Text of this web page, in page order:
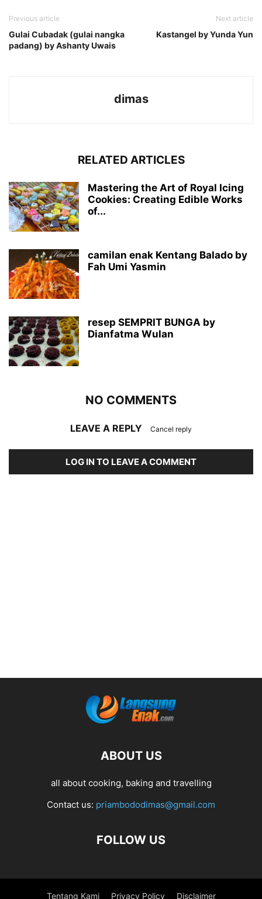
Previous article
Gulai Cubadak (gulai nangka
padang) by Ashanty Uwais
Next article
Kastangel by Yunda Yun
dimas
RELATED ARTICLES
Mastering the Art of Royal Icing
Cookies: Creating Edible Works
of...
camilan enak Kentang Balado by
Fah Umi Yasmin
resep SEMPRIT BUNGA by
Dianfatma Wulan
NO COMMENTS
LEAVE A REPLY Cancel reply
LOG IN TO LEAVE A COMMENT
ABOUT US
all about cooking, baking and travelling
Contact us: priambododimas@gmail.com
FOLLOW US
Tentang Kami Privacy Policy Disclaimer